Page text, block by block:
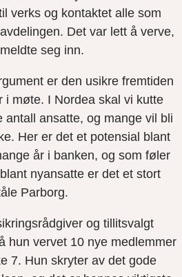
verks og kontaktet alle som
Det var lett å verve,
seg inn.
er den usikre fremtiden
møte. I Nordea skal vi kutte
antall ansatte, og mange vil bli
Her er det et potensial blant
år i banken, og som føler
nyansatte er det et stort
Parborg.
og tillitsvalgt
hun vervet 10 nye medlemmer
7. Hun skryter av det gode